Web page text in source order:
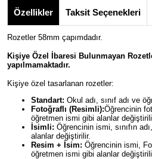
Özellikler Taksit Seçenekleri
Rozetler 58mm çapımdadır.
Kişiye Özel İbaresi Bulunmayan
yapılmamaktadır.
Kişiye özel tasarlanan rozetler:
Standart: Okul adı, sınıf adı ve
Fotoğraflı (Resimli):Öğrencinin
öğretmen ismi gibi alanlar
İsimli: Öğrencinin ismi, sınıfın
alanlar değiştirilir.
Resim + İsim: Öğrencinin ismi,
öğretmen ismi gibi alanlar